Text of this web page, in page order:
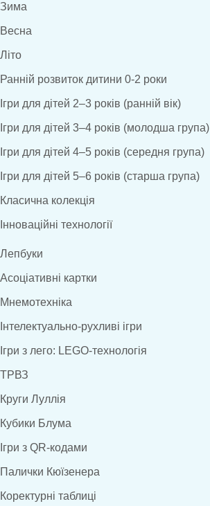
Зима
Весна
Літо
Ранній розвиток дитини 0-2 роки
Ігри для дітей 2–3 років (ранній вік)
Ігри для дітей 3–4 років (молодша група)
Ігри для дітей 4–5 років (середня група)
Ігри для дітей 5–6 років (старша група)
Класична колекція
Інноваційні технології
Лепбуки
Асоціативні картки
Мнемотехніка
Інтелектуально-рухливі ігри
Ігри з лего: LEGO-технологія
ТРВЗ
Круги Луллія
Кубики Блума
Ігри з QR-кодами
Палички Кюїзенера
Коректурні таблиці